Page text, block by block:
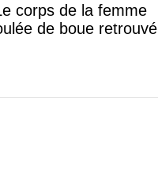
corps de la femme
de boue retrouvé